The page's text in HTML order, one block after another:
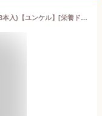
【第2類医薬品】ユンケル黄帝DCF(30ml*3本入)【ユンケル】[栄養ドリンク 滋養強壮 肉体疲労 ノンカフェイン 風邪]